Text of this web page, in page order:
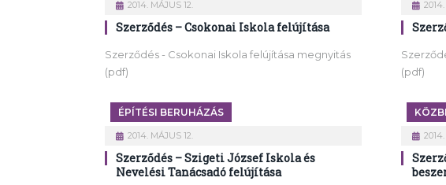
2014. MÁJUS 12.
Szerződés – Csokonai Iskola felújítása
Szerződés - Csokonai Iskola felújítása megnyitás
(pdf)
(pdf)
ÉPÍTÉSI BERUHÁZÁS
2014. MÁJUS 12.
Szerződés – Szigeti József Iskola és
Nevelési Tanácsadó felújítása